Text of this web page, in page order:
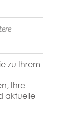
zu Ihrem
Ihre
aktuelle